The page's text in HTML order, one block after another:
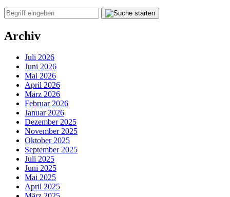
Archiv
Juli 2026
Juni 2026
Mai 2026
April 2026
März 2026
Februar 2026
Januar 2026
Dezember 2025
November 2025
Oktober 2025
September 2025
Juli 2025
Juni 2025
Mai 2025
April 2025